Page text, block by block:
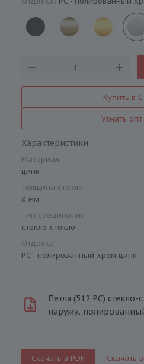
Купить в
Узнать
Характеристики
Материал
цинк
Толщина стекла
8 мм
Тип соединения
стекло-стекло
Отделка
PC - полированный хром цинк
Петля (512 PC)
наружу,
Скачать в PDF Скачать